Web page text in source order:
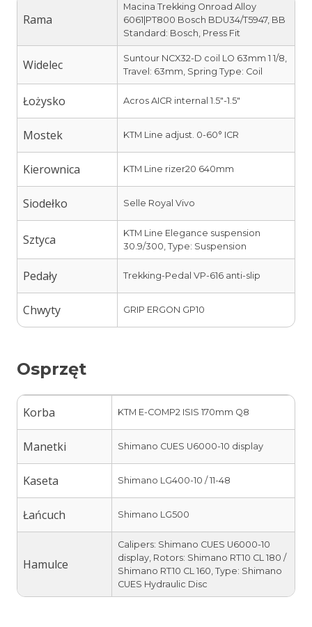
Rama
Macina Trekking Onroad Alloy
6061|PT800 Bosch BDU34/T5947, BB
Standard: Bosch, Press Fit
Widelec
Suntour NCX32-D coil LO 63mm 1 1/8,
Travel: 63mm, Spring Type: Coil
Łożysko Acros AICR internal 1.5″-1.5″
Mostek KTM Line adjust. 0-60° ICR
Kierownica KTM Line rizer20 640mm
Siodełko Selle Royal Vivo
Sztyca
KTM Line Elegance suspension
30.9/300, Type: Suspension
Pedały Trekking-Pedal VP-616 anti-slip
Chwyty GRIP ERGON GP10
Osprzęt
Korba KTM E-COMP2 ISIS 170mm Q8
Manetki Shimano CUES U6000-10 display
Kaseta Shimano LG400-10 / 11-48
Łańcuch Shimano LG500
Hamulce
Calipers: Shimano CUES U6000-10
display, Rotors: Shimano RT10 CL 180 /
Shimano RT10 CL 160, Type: Shimano
CUES Hydraulic Disc